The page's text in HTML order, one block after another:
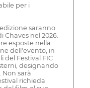
per i
saranno
Chaves nel 2026.
esposte nella
dell'evento, in
del Festival FIC
designando
sarà
richieda